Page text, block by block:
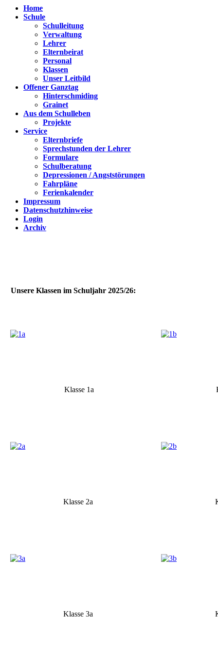
Home
Schule
Schulleitung
Verwaltung
Lehrer
Elternbeirat
Personal
Klassen
Unser Leitbild
Offener Ganztag
Hinterschmiding
Grainet
Aus dem Schulleben
Projekte
Service
Elternbriefe
Sprechstunden der Lehrer
Formulare
Schulberatung
Depressionen / Angststörungen
Fahrpläne
Ferienkalender
Impressum
Datenschutzhinweise
Login
Archiv
Unsere Klassen im Schuljahr 2025/26:
Klasse 1a
Klasse 2a
Klasse 3a